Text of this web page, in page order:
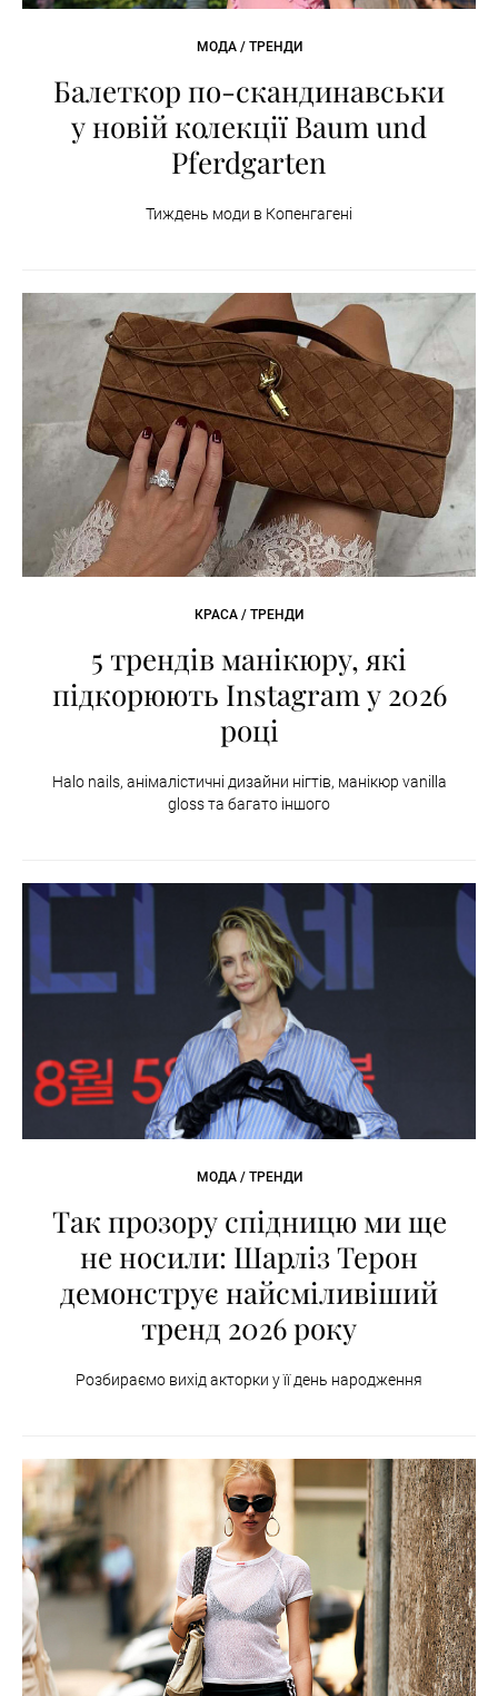
МОДА / ТРЕНДИ
Балеткор по-скандинавськи
у новій колекції Baum und
Pferdgarten
Тиждень моди в Копенгагені
КРАСА / ТРЕНДИ
5 трендів манікюру, які
підкорюють Instagram у 2026
році
Halo nails, анімалістичні дизайни нігтів, манікюр vanilla
gloss та багато іншого
МОДА / ТРЕНДИ
Так прозору спідницю ми ще
не носили: Шарліз Терон
демонструє найсміливіший
тренд 2026 року
Розбираємо вихід акторки у її день народження